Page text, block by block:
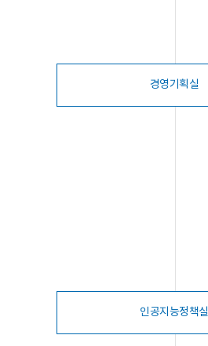
경영기획실
인공지능정책실